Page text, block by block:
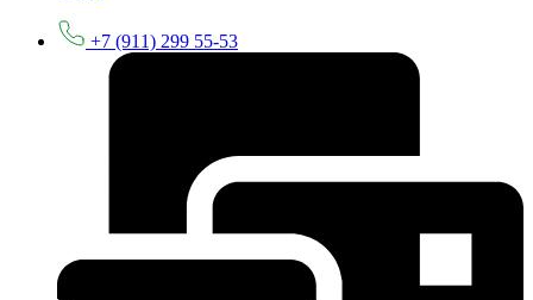
+7 (911) 299 55-53